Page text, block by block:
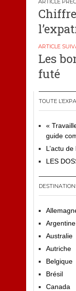
de
Les
futé
TOUTE
«
guide
L’actu de
LES
Argentine
Australie
Autriche
Belgique
Brésil
Canada